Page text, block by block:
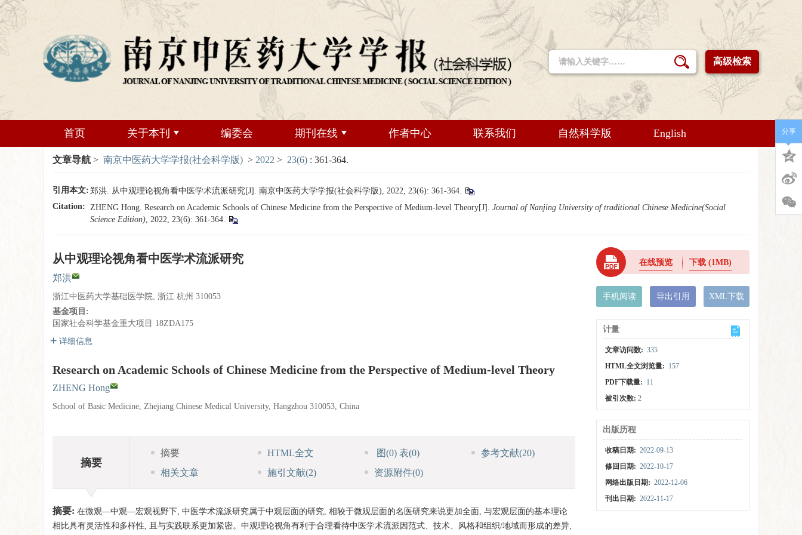
高级检索
首页 关于本刊 编委会 期刊在线 作者中心 联系我们 自然科学版 English
文章导航 > 南京中医药大学学报(社会科学版) > 2022 > 23(6) : 361-364.
引用本文: 郑洪. 从中观理论视角看中医学术流派研究[J]. 南京中医药大学学报(社会科学版), 2022, 23(6): 361-364.
Citation: ZHENG Hong. Research on Academic Schools of Chinese Medicine from the Perspective of Medium-level Theory[J]. Journal of Nanjing University of traditional Chinese Medicine(Social
Science Edition), 2022, 23(6): 361-364.
从中观理论视角看中医学术流派研究
郑洪
浙江中医药大学基础医学院, 浙江 杭州 310053
基金项目:
国家社会科学基金重大项目 18ZDA175
详细信息
Research on Academic Schools of Chinese Medicine from the Perspective of Medium-level Theory
ZHENG Hong
School of Basic Medicine, Zhejiang Chinese Medical University, Hangzhou 310053, China
摘要
摘要 HTML全文 图(0) 表(0) 参考文献(20)
相关文章
施引文献(2) 资源附件(0)
摘要: 在微观—中观—宏观视野下, 中医学术流派研究属于中观层面的研究, 相较于微观层面的名医研究来说更加全面, 与宏观层面的基本理论
相比具有灵活性和多样性, 且与实践联系更加紧密。中观理论视角有利于合理看待中医学术流派因范式、技术、风格和组织/地域而形成的差异,
在线预览 下载(1MB)
手机阅读 导出引用 XML下载
计量
文章访问数: 335
HTML全文浏览量: 157
PDF下载量: 11
被引次数:2
出版历程
收稿日期: 2022-09-13
修回日期: 2022-10-17
网络出版日期: 2022-12-06
刊出日期: 2022-11-17
分享